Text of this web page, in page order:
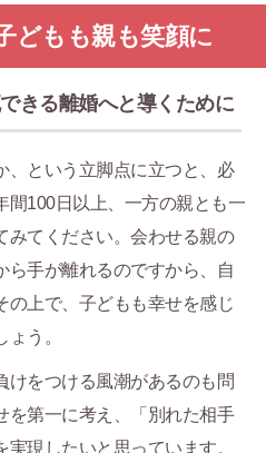
どもも親も笑顔に
きる離婚へと導くために
、という立脚点に立つと、必
間100日以上、一方の親とも一
みてください。会わせる親の
ら手が離れるのですから、自
の上で、子どもも幸せを感じ
う。
けをつける風潮があるのも問
を第一に考え、「別れた相手
現したいと思っています。